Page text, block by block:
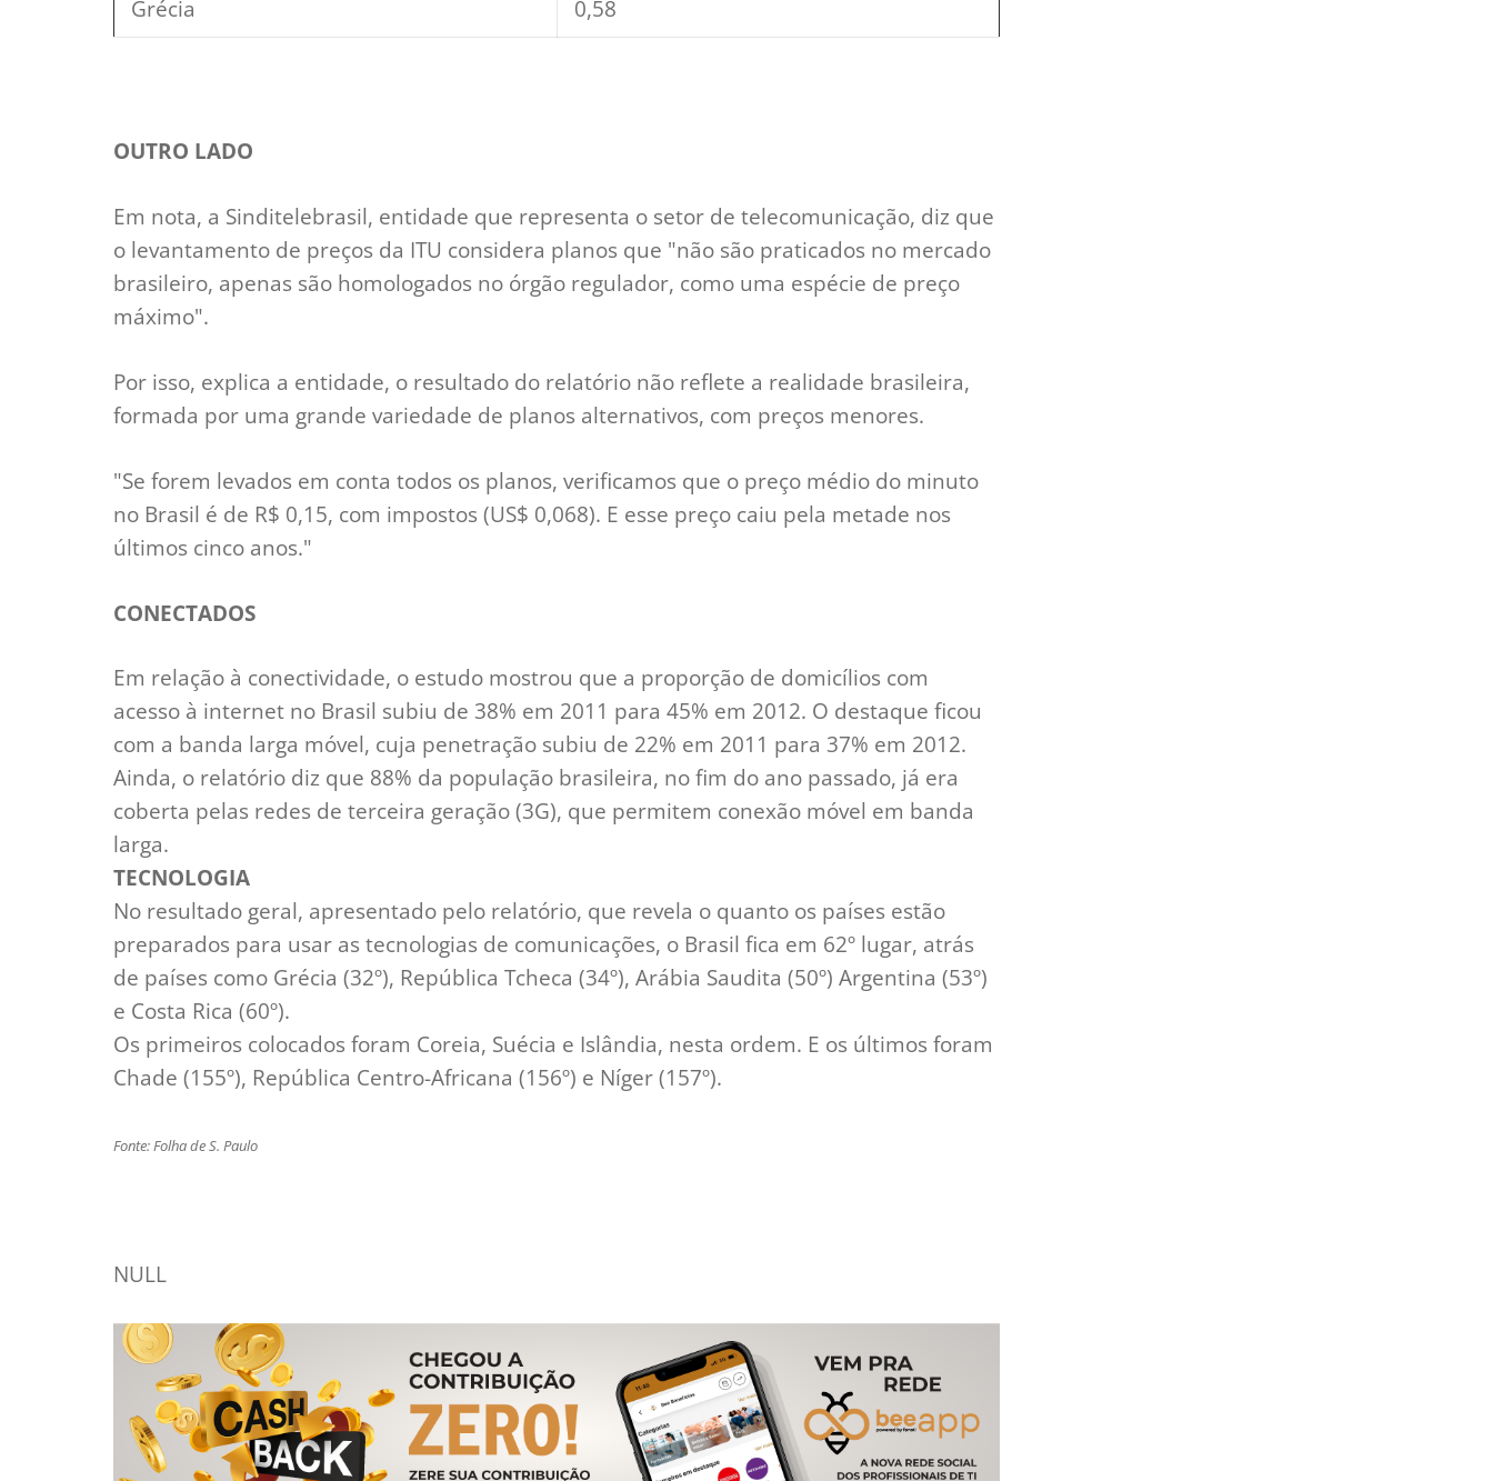
Grécia
0,58
OUTRO LADO
Em nota, a Sinditelebrasil, entidade que representa o setor de telecomunicação, diz que
o levantamento de preços da ITU considera planos que "não são praticados no mercado
brasileiro, apenas são homologados no órgão regulador, como uma espécie de preço
máximo".
Por isso, explica a entidade, o resultado do relatório não reflete a realidade brasileira,
formada por uma grande variedade de planos alternativos, com preços menores.
"Se forem levados em conta todos os planos, verificamos que o preço médio do minuto
no Brasil é de R$ 0,15, com impostos (US$ 0,068). E esse preço caiu pela metade nos
últimos cinco anos."
CONECTADOS
Em relação à conectividade, o estudo mostrou que a proporção de domicílios com
acesso à internet no Brasil subiu de 38% em 2011 para 45% em 2012. O destaque ficou
com a banda larga móvel, cuja penetração subiu de 22% em 2011 para 37% em 2012.
Ainda, o relatório diz que 88% da população brasileira, no fim do ano passado, já era
coberta pelas redes de terceira geração (3G), que permitem conexão móvel em banda
larga.
TECNOLOGIA
No resultado geral, apresentado pelo relatório, que revela o quanto os países estão
preparados para usar as tecnologias de comunicações, o Brasil fica em 62º lugar, atrás
de países como Grécia (32º), República Tcheca (34º), Arábia Saudita (50º) Argentina (53º)
e Costa Rica (60º).
Os primeiros colocados foram Coreia, Suécia e Islândia, nesta ordem. E os últimos foram
Chade (155º), República Centro-Africana (156º) e Níger (157º).
Fonte: Folha de S. Paulo
NULL